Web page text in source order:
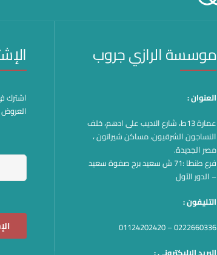
موسسة الرازي جروب
العنوان :
عمارة 13ط، شارع الاديب على ادهم، خلف
النساجون الشرقيون، مساكن شيراتون ،
مصر الجديدة.
فرع طنطا :71 ش سعيد برج صفوة سعيد
– الدور الآول
التليفون :
0222660336 – 01124202420
اشترك